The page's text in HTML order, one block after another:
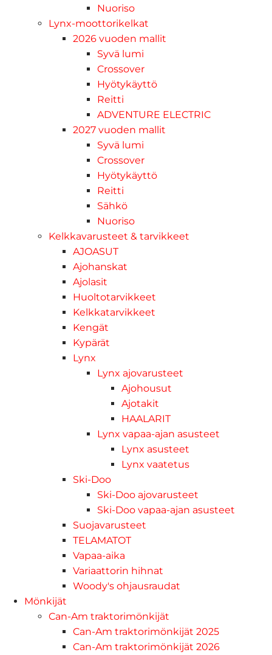
Nuoriso
Lynx-moottorikelkat
2026 vuoden mallit
Syvä lumi
Crossover
Hyötykäyttö
Reitti
ADVENTURE ELECTRIC
2027 vuoden mallit
Syvä lumi
Crossover
Hyötykäyttö
Reitti
Sähkö
Nuoriso
Kelkkavarusteet & tarvikkeet
AJOASUT
Ajohanskat
Ajolasit
Huoltotarvikkeet
Kelkkatarvikkeet
Kengät
Kypärät
Lynx
Lynx ajovarusteet
Ajohousut
Ajotakit
HAALARIT
Lynx vapaa-ajan asusteet
Lynx asusteet
Lynx vaatetus
Ski-Doo
Ski-Doo ajovarusteet
Ski-Doo vapaa-ajan asusteet
Suojavarusteet
TELAMATOT
Vapaa-aika
Variaattorin hihnat
Woody's ohjausraudat
Mönkijät
Can-Am traktorimönkijät
Can-Am traktorimönkijät 2025
Can-Am traktorimönkijät 2026